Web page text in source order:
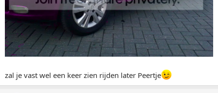
zal je vast wel een keer zien rijden later Peertje